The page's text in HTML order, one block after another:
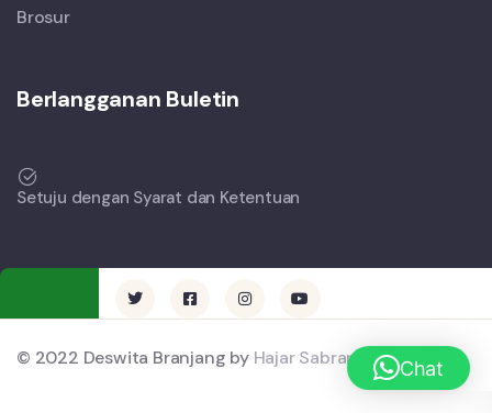
Brosur
Berlangganan Buletin
Setuju dengan Syarat dan Ketentuan
© 2022 Deswita Branjang by Hajar Sabrani Chat